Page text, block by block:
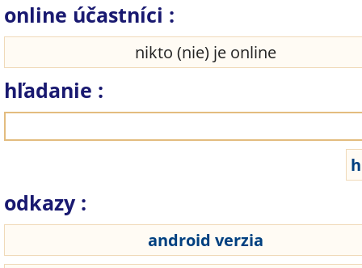
online účastníci :
nikto (nie) je online
hľadanie :
odkazy :
android verzia